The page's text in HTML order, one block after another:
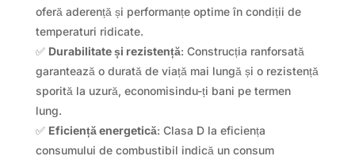
oferă aderență și performanțe optime în condiții de
temperaturi ridicate.
✅ Durabilitate și rezistență: Construcția ranforsată
garantează o durată de viață mai lungă și o rezistență
sporită la uzură, economisindu-ți bani pe termen
lung.
✅ Eficiență energetică: Clasa D la eficiența
consumului de combustibil indică un consum